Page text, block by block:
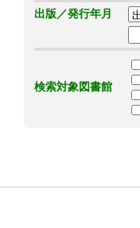
出版／発行年月
検索対象図書館